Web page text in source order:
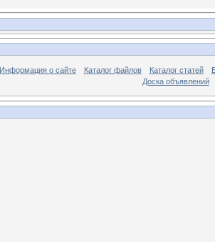
Информация о сайте Каталог файлов Каталог статей
Доска объявлений